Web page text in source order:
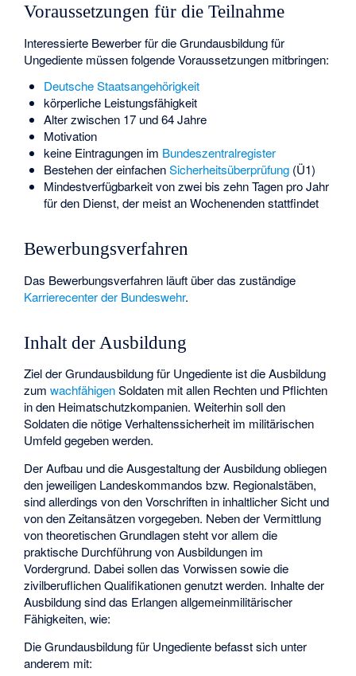
Voraussetzungen für die Teilnahme
Interessierte Bewerber für die Grundausbildung für
Ungediente müssen folgende Voraussetzungen mitbringen:
Deutsche Staatsangehörigkeit
körperliche Leistungsfähigkeit
Alter zwischen 17 und 64 Jahre
Motivation
keine Eintragungen im Bundeszentralregister
Bestehen der einfachenSicherheitsüberprüfung(Ü1)
Mindestverfügbarkeit von zwei bis zehn Tagen pro Jahr
für den Dienst, der meist an Wochenenden stattfindet
Bewerbungsverfahren
Das Bewerbungsverfahren läuft über das zuständige
Karrierecenter der Bundeswehr.
Inhalt der Ausbildung
Ziel der Grundausbildung für Ungediente ist die Ausbildung
zumwachfähigenSoldaten mit allen Rechten und Pflichten
in den Heimatschutzkompanien. Weiterhin soll den
Soldaten die nötige Verhaltenssicherheit im militärischen
Umfeld gegeben werden.
Der Aufbau und die Ausgestaltung der Ausbildung obliegen
den jeweiligen Landeskommandos bzw. Regionalstäben,
sind allerdings von den Vorschriften in inhaltlicher Sicht und
von den Zeitansätzen vorgegeben. Neben der Vermittlung
von theoretischen Grundlagen steht vor allem die
praktische Durchführung von Ausbildungen im
Vordergrund. Dabei sollen das Vorwissen sowie die
zivilberuflichen Qualifikationen genutzt werden. Inhalte der
Ausbildung sind das Erlangen allgemeinmilitärischer
Fähigkeiten, wie:
Die Grundausbildung für Ungediente befasst sich unter
anderem mit: